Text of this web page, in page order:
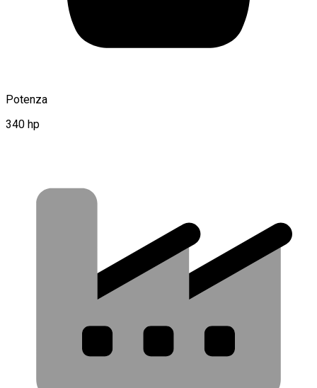
Potenza
340 hp